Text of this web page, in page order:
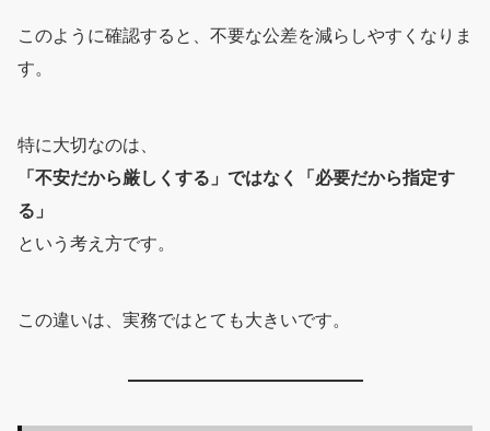
このように確認すると、不要な公差を減らしやすくなりま
す。
特に大切なのは、
「不安だから厳しくする」ではなく「必要だから指定す
る」
という考え方です。
この違いは、実務ではとても大きいです。